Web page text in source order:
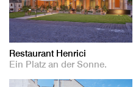
Restaurant Henrici
Ein Platz an der Sonne.